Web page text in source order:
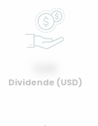
Dividende (USD)